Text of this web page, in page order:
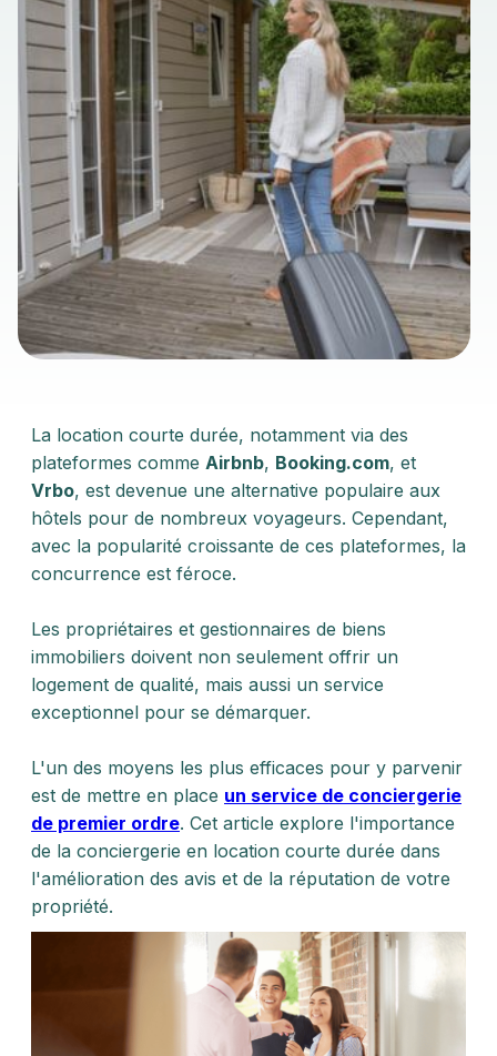
La location courte durée, notamment via des
plateformes comme Airbnb, Booking.com, et
Vrbo, est devenue une alternative populaire aux
hôtels pour de nombreux voyageurs. Cependant,
avec la popularité croissante de ces plateformes, la
concurrence est féroce.
Les propriétaires et gestionnaires de biens
immobiliers doivent non seulement offrir un
logement de qualité, mais aussi un service
exceptionnel pour se démarquer.
L'un des moyens les plus efficaces pour y parvenir
est de mettre en place un service de conciergerie
de premier ordre. Cet article explore l'importance
de la conciergerie en location courte durée dans
l'amélioration des avis et de la réputation de votre
propriété.